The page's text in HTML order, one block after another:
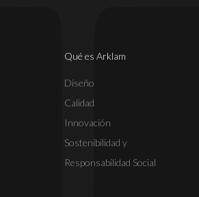
Qué es Arklam
Diseño
Calidad
Innovación
Sostenibilidad y
Responsabilidad Social